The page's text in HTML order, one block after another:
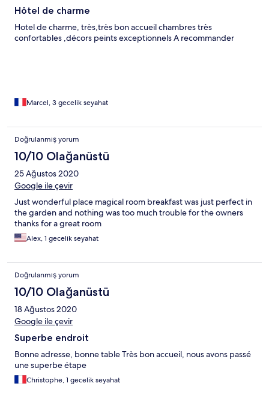
Hôtel de charme
Hotel de charme, très,très bon accueil chambres très
confortables ,décors peints exceptionnels A recommander
Marcel, 3 gecelik seyahat
Doğrulanmış yorum
10/10 Olağanüstü
25 Ağustos 2020
Google ile çevir
Just wonderful place magical room breakfast was just perfect in
the garden and nothing was too much trouble for the owners
thanks for a great room
Alex, 1 gecelik seyahat
Doğrulanmış yorum
10/10 Olağanüstü
18 Ağustos 2020
Google ile çevir
Superbe endroit
Bonne adresse, bonne table Très bon accueil, nous avons passé
une superbe étape
Christophe, 1 gecelik seyahat